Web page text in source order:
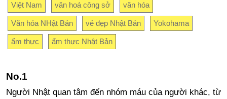
Việt Nam văn hoá công sở văn hóa
Văn hóa NHật Bản vẻ đẹp Nhật Bản Yokohama
ẩm thực ẩm thực Nhật Bản
Người Nhật quan tâm đến nhóm máu của người khác, từ